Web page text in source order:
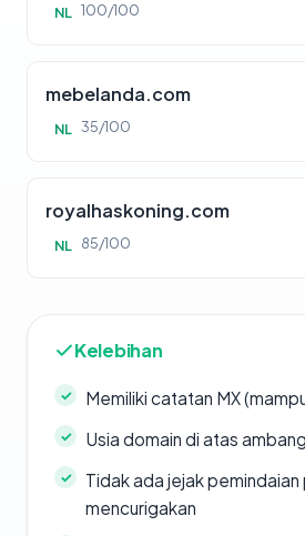
NL 100/100
mebelanda.com
NL 35/100
royalhaskoning.com
NL 85/100
Kelebihan
Memiliki catatan MX
Usia domain di atas
Tidak ada jejak pemindaian
mencurigakan